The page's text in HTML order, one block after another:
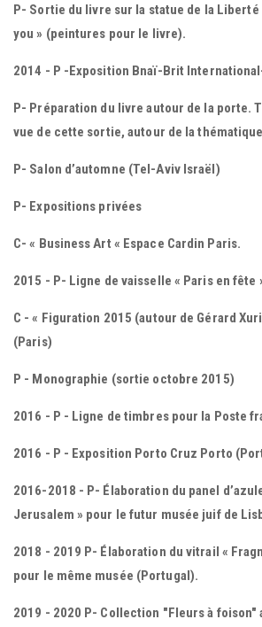
P- Sortie du livre sur la statue de la Liberté
you » (peintures pour le livre).
2014 - P -Exposition Bnaï-Brit
P- Préparation du livre autour de la porte.
vue de cette sortie, autour de la
P- Salon d’automne (Tel-Aviv Israël)
P- Expositions privées
C- « Business Art « Espace Cardin Paris.
2015 - P- Ligne de vaisselle « Paris en
C - « Figuration 2015 (autour de Gérard
(Paris)
P - Monographie (sortie octobre 2015)
2016 - P - Ligne de timbres pour la Poste
2016 - P - Exposition Porto Cruz Porto
2016-2018 - P- Élaboration du panel
Jerusalem » pour le futur musée juif de
2018 - 2019 P- Élaboration du vitrail «
pour le même musée (Portugal).
2019 - 2020 P- Collection "Fleurs à foison"